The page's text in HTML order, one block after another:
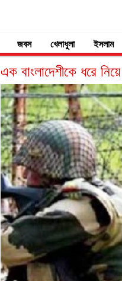
জবস খেলাধুলা ইসলাম
এক বাংলাদেশীকে ধরে